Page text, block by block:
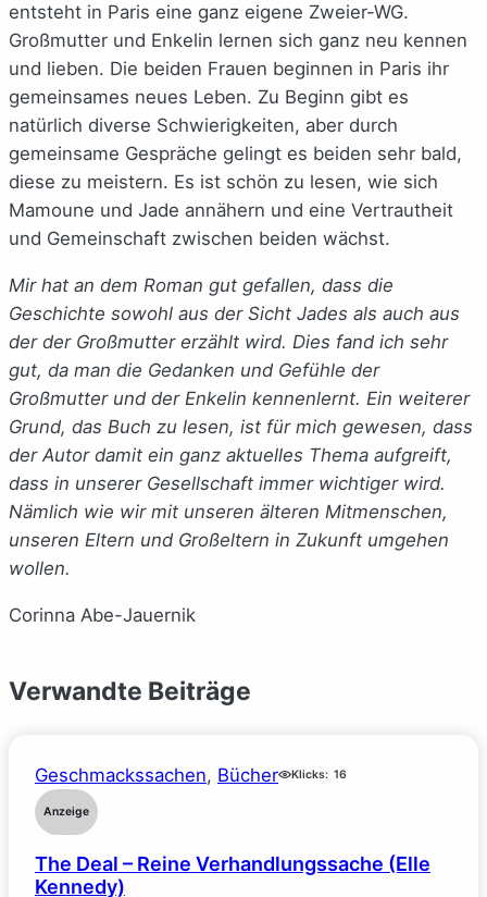
entsteht in Paris eine ganz eigene Zweier-WG.
Großmutter und Enkelin lernen sich ganz neu kennen
und lieben. Die beiden Frauen beginnen in Paris ihr
gemeinsames neues Leben. Zu Beginn gibt es
natürlich diverse Schwierigkeiten, aber durch
gemeinsame Gespräche gelingt es beiden sehr bald,
diese zu meistern. Es ist schön zu lesen, wie sich
Mamoune und Jade annähern und eine Vertrautheit
und Gemeinschaft zwischen beiden wächst.
Mir hat an dem Roman gut gefallen, dass die
Geschichte sowohl aus der Sicht Jades als auch aus
der der Großmutter erzählt wird. Dies fand ich sehr
gut, da man die Gedanken und Gefühle der
Großmutter und der Enkelin kennenlernt. Ein weiterer
Grund, das Buch zu lesen, ist für mich gewesen, dass
der Autor damit ein ganz aktuelles Thema aufgreift,
dass in unserer Gesellschaft immer wichtiger wird.
Nämlich wie wir mit unseren älteren Mitmenschen,
unseren Eltern und Großeltern in Zukunft umgehen
wollen.
Corinna Abe-Jauernik
Verwandte Beiträge
Geschmackssachen, Bücher Klicks: 16
Anzeige
The Deal – Reine Verhandlungssache (Elle
Kennedy)